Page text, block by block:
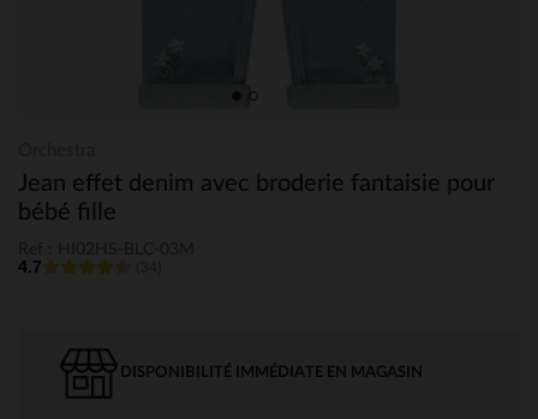
Jean effet denim avec broderie fantaisie pour
bébé fille
4.7
DISPONIBILITÉ IMMÉDIATE EN MAGASIN